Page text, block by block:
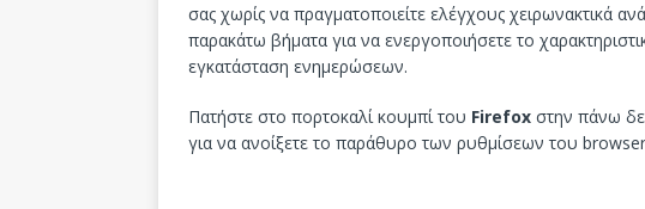
σας χωρίς να πραγματοποιείτε ελέγχους χειρωνακτικά
παρακάτω βήματα για να ενεργοποιήσετε το
εγκατάσταση ενημερώσεων.
Πατήστε στο πορτοκαλί κουμπί του Firefox στην πάνω
για να ανοίξετε το παράθυρο των ρυθμίσεων του